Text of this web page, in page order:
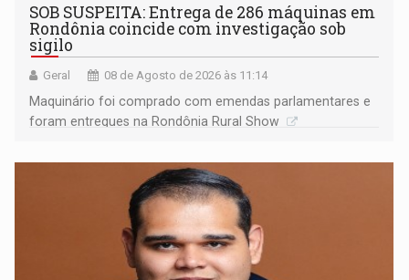
SOB SUSPEITA: Entrega de 286 máquinas em
Rondônia coincide com investigação sob
sigilo
Geral 08 de Agosto de 2026 às 11:14
Maquinário foi comprado com emendas parlamentares e
foram entregues na Rondônia Rural Show